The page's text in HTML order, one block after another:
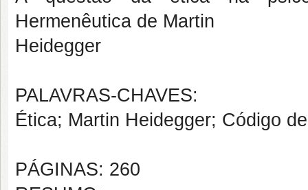
Hermenêutica de Martin
Heidegger
PALAVRAS-CHAVES:
Ética; Martin Heidegger; Código
PÁGINAS: 260